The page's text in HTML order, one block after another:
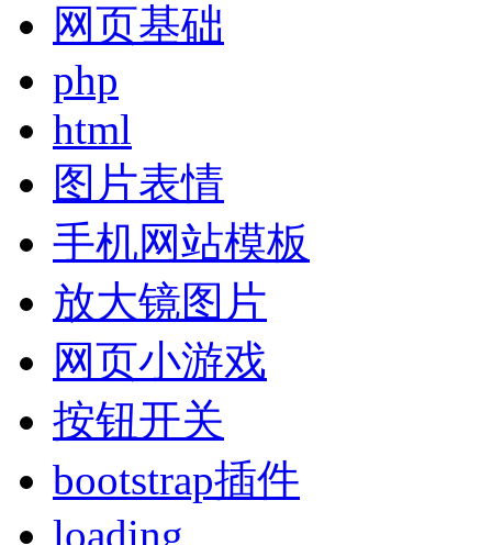
网页基础
php
html
图片表情
手机网站模板
放大镜图片
网页小游戏
按钮开关
bootstrap插件
loading